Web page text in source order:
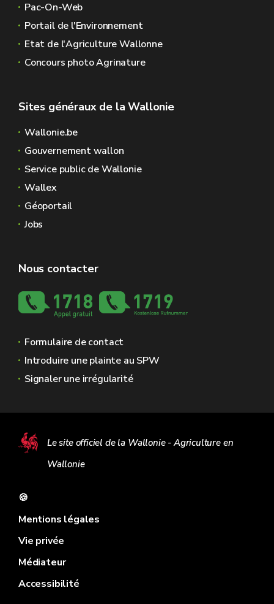
Pac-On-Web
Portail de l'Environnement
Etat de l'Agriculture Wallonne
Concours photo Agrinature
Sites généraux de la Wallonie
Wallonie.be
Gouvernement wallon
Service public de Wallonie
Wallex
Géoportail
Jobs
Nous contacter
Formulaire de contact
Introduire une plainte au SPW
Signaler une irrégularité
Le site officiel de la Wallonie - Agriculture en
Wallonie
🍪
Mentions légales
Vie privée
Médiateur
Accessibilité